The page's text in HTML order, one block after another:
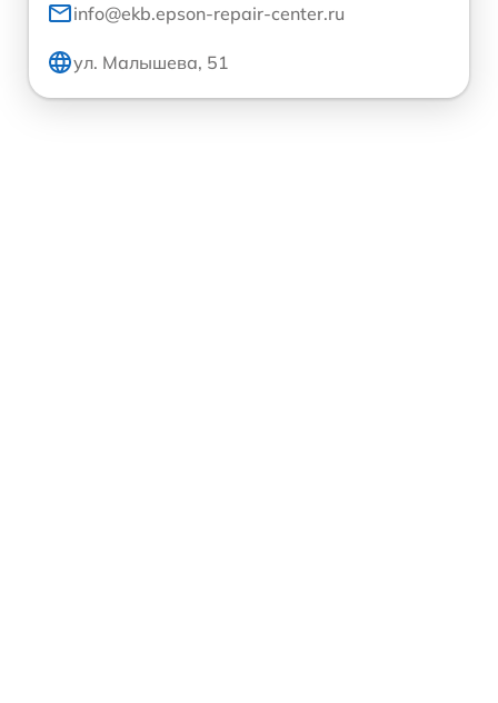
info@ekb.epson-repair-center.ru
ул. Малышева, 51